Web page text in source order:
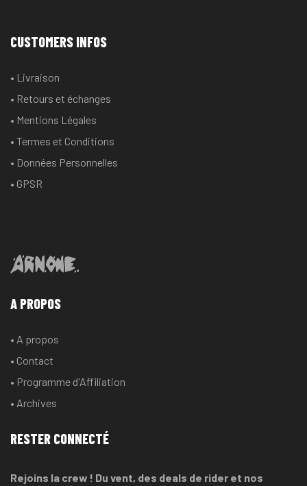
CUSTOMERS INFOS
• Livraison
• Retours et échanges
• Mentions Légales
• Termes et Conditions
• Données Personnelles
• GPSR
A PROPOS
• A propos
• Contact
• Programme d'Affiliation
• Archives
RESTER CONNECTÉ
Rejoins la crew ! Du vent, des deals de rider et nos